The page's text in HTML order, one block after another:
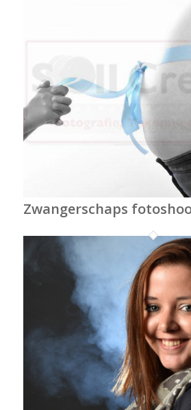
Zwangerschaps